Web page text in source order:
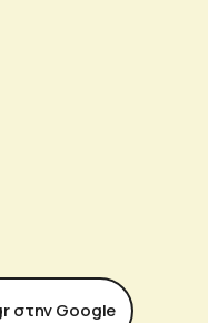
στην Google